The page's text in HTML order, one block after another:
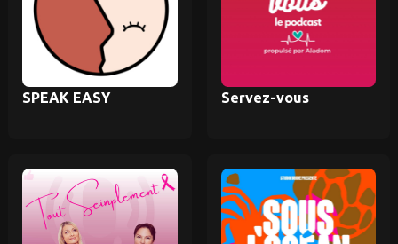
SPEAK EASY Servez-vous